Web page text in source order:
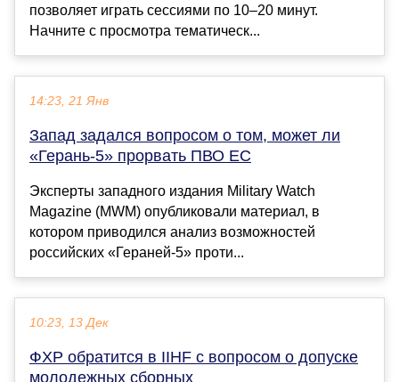
позволяет играть сессиями по 10–20 минут.
Начните с просмотра тематическ...
14:23, 21 Янв
Запад задался вопросом о том, может ли
«Герань-5» прорвать ПВО ЕС
Эксперты западного издания Military Watch
Magazine (MWM) опубликовали материал, в
котором приводился анализ возможностей
российских «Гераней-5» проти...
10:23, 13 Дек
ФХР обратится в IIHF с вопросом о допуске
молодежных сборных